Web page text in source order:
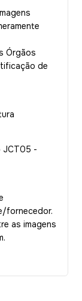
Órgãos
de
JCT05 -
fornecedor.
as imagens